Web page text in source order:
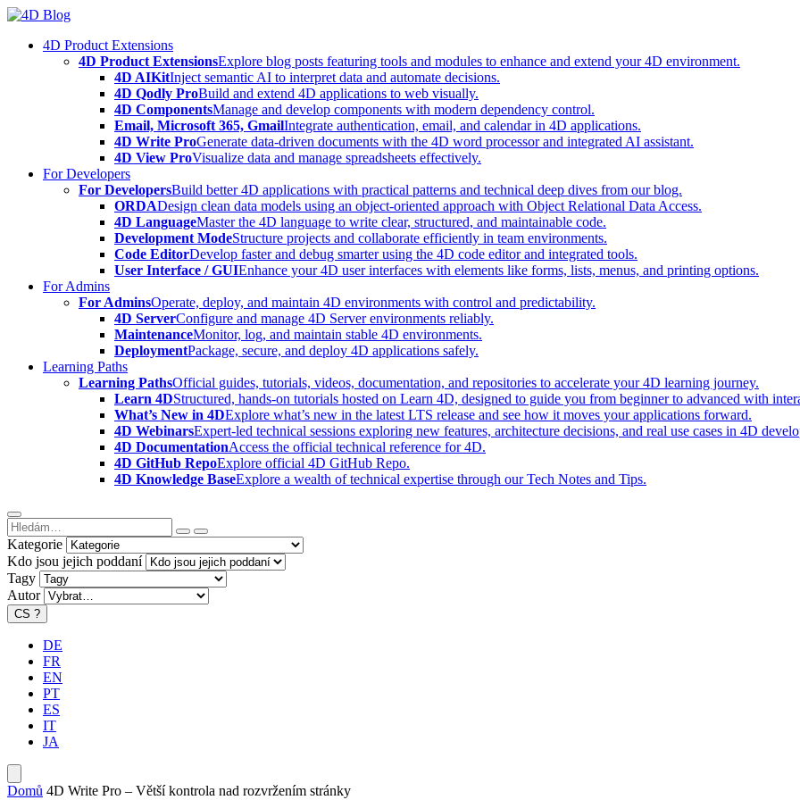
Skip
content4D Product Extensions
4D Product ExtensionsExplore blog posts featuring tools and modules to enhance and extend your 4D environment.
4D AIKitInject semantic AI to interpret data and automate decisions.
4D Qodly ProBuild and extend 4D applications to web visually.
4D ComponentsManage and develop components with modern dependency control.
Email, Microsoft 365, GmailIntegrate authentication, email, and calendar in 4D applications.
4D Write ProGenerate data-driven documents with the 4D word processor and integrated AI assistant.
4D View ProVisualize data and manage spreadsheets effectively.
For Developers
For DevelopersBuild better 4D applications with practical patterns and technical deep dives from our blog.
ORDADesign clean data models using an object-oriented approach with Object Relational Data Access.
4D LanguageMaster the 4D language to write clear, structured, and maintainable code.
Development ModeStructure projects and collaborate efficiently in team environments.
Code EditorDevelop faster and debug smarter using the 4D code editor and integrated tools.
User Interface / GUIEnhance your 4D user interfaces with elements like forms, lists, menus, and printing options.
For Admins
For AdminsOperate, deploy, and maintain 4D environments with control and predictability.
4D ServerConfigure and manage 4D Server environments reliably.
MaintenanceMonitor, log, and maintain stable 4D environments.
DeploymentPackage, secure, and deploy 4D applications safely.
Learning Paths
Learning PathsOfficial guides, tutorials, videos, documentation, and repositories to accelerate your 4D learning journey.
Learn 4DStructured, hands-on tutorials hosted on Learn 4D, designed to guide you from beginner to advanced with
What’s New in 4DExplore what’s new in the latest LTS release and see how it moves your applications forward.
4D WebinarsExpert-led technical sessions exploring new features, architecture decisions, and real use cases in 4D
4D DocumentationAccess the official technical reference for 4D.
4D GitHub RepoExplore official 4D GitHub Repo.
4D Knowledge BaseExplore a wealth of technical expertise through our Tech Notes and Tips.
Kategorie
Kdo jsou jejich poddaní
Tagy
Autor
CS ?
DE
FR
EN
PT
ES
IT
JA
Domů 4D Write Pro – Větší kontrola nad rozvržením stránky